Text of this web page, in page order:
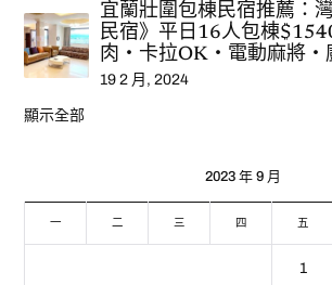
宜蘭壯圍包棟民宿推薦：
民宿》平日16人包棟
肉‧卡拉OK‧電動麻將‧
19 2 月, 2024
顯示全部
2023 年 9 月
一 二 三 四 五
1